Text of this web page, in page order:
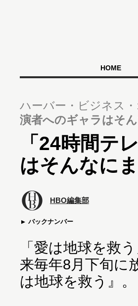
HOME
ハーバー・ビジネス
演者へのギャラはそ
「24時間テ
はそんなに
HBO編集部
バックナンバー
「愛は地球を救
来毎年8月下旬に
は地球を救う』。